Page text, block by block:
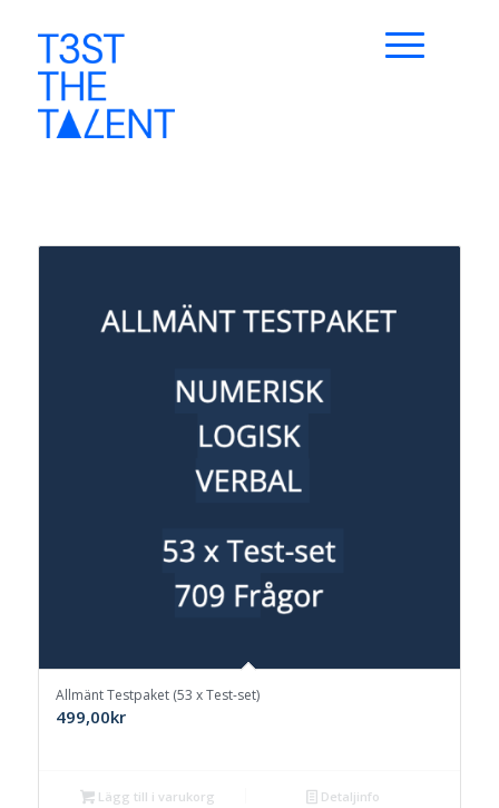
Allmänt Testpaket (53 x Test-set)
499,00kr
Lägg till i varukorg Detaljinfo